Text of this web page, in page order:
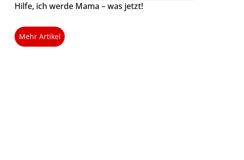
Hilfe, ich werde Mama – was jetzt!
Mehr Artikel